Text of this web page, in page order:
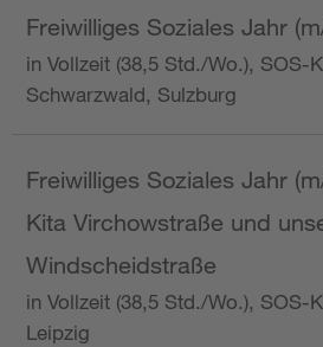
Freiwilliges Soziales Jahr
in Vollzeit (38,5 Std./Wo.), SOS-
Schwarzwald, Sulzburg
Freiwilliges Soziales Jahr
Kita Virchowstraße und
Windscheidstraße
in Vollzeit (38,5 Std./Wo.), SOS-
Leipzig